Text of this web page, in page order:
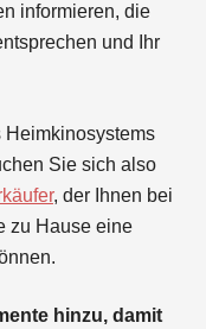
informieren, die
und Ihr
Sie sich also
, der Ihnen bei
zu Hause eine
hinzu, damit